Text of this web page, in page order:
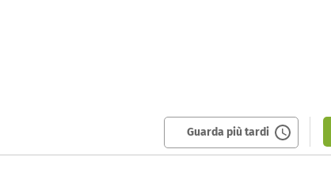
Guarda più tardi